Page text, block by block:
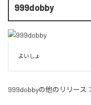
999dobby
よいしょ
999dobbyの他のリリース：